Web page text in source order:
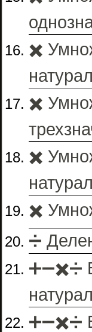
✖️
✖️
✖️
✖️
➗